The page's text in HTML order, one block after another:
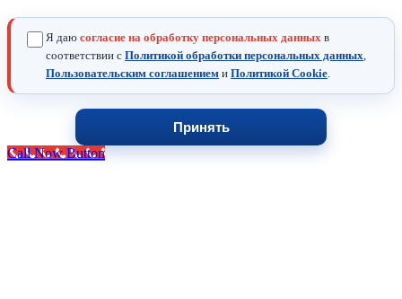
Я даю согласие на обработку персональных данных в
соответствии с Политикой обработки персональных данных
Пользовательским соглашением и Политикой Cookie
Принять
Call Now Button